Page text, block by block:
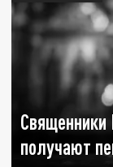
Священники
получают